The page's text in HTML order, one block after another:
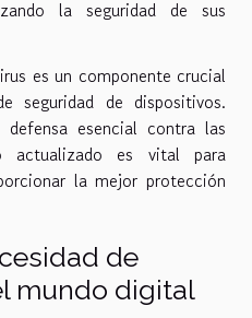
la seguridad de sus
es un componente crucial
seguridad de dispositivos.
esencial contra las
actualizado es vital para
la mejor protección
de
mundo digital